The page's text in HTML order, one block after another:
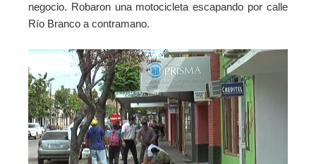
negocio. Robaron una motocicleta escapando por calle
Río Branco a contramano.